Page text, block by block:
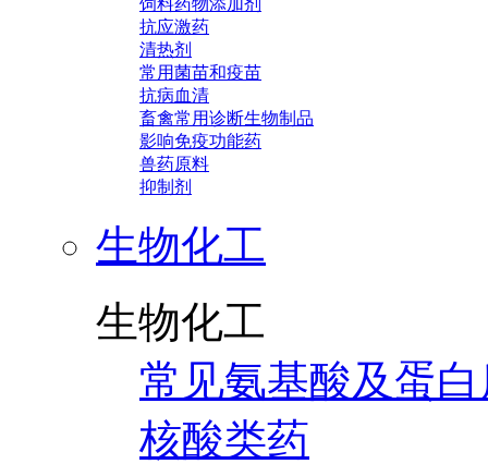
饲料药物添加剂
抗应激药
清热剂
常用菌苗和疫苗
抗病血清
畜禽常用诊断生物制品
影响免疫功能药
兽药原料
抑制剂
生物化工
生物化工
常见氨基酸及蛋
核酸类药